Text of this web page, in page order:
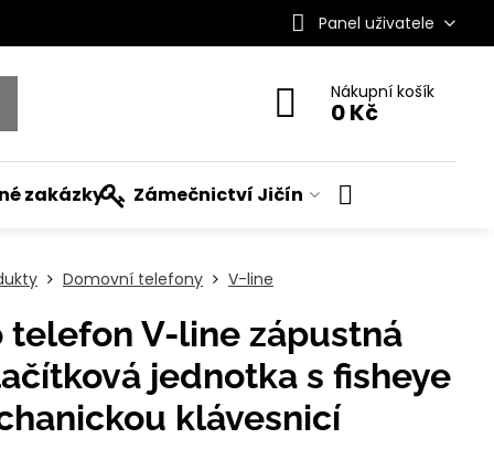
Panel uživatele
Nákupní košík
0 Kč
zakázky Zámečnictví Jičín
Domovní telefony V-line
telefon V-line zápustná
jednotka s fisheye
klávesnicí